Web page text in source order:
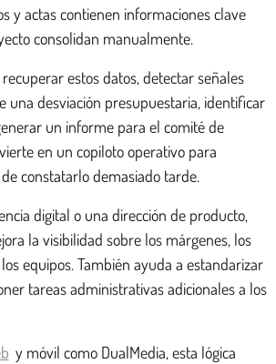
y actas contienen informaciones clave
consolidan manualmente.
estos datos, detectar señales
una desviación presupuestaria, identificar
un informe para el comité de
en un copiloto operativo para
constatarlo demasiado tarde.
digital o una dirección de producto,
la visibilidad sobre los márgenes, los
equipos. También ayuda a estandarizar
tareas administrativas adicionales a los
y móvil como DualMedia, esta lógica